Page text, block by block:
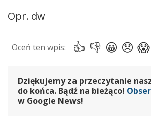
Opr. dw
Dziękujemy za przeczytanie
do końca. Bądź na bieżąco!
w Google News!